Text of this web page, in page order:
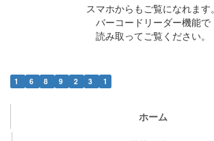
スマホからもご覧になれます。
バーコードリーダー機能で
読み取ってご覧ください。
1 6 8 9 2 3 1
ホーム